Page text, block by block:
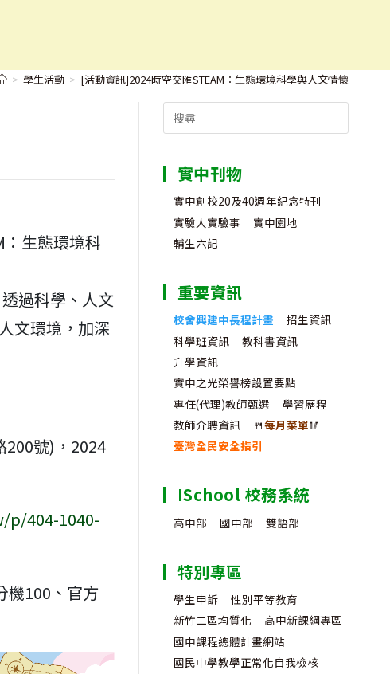
> 學生活動 > [活動資訊]2024時空交匯STEAM：生態環境科學與人文情懷
生態環境科
過科學、人文
文環境，加深
200號)，2024
p/404-1040-
機100、官方
Search
for:
實中刊物
實中創校20及40週年紀念特刊
實驗人實驗事
實中園地
輔生六記
重要資訊
校舍興建中長程計畫
招生資訊
科學班資訊
教科書資訊
升學資訊
實中之光榮譽榜設置要點
專任(代理)教師甄選
學習歷程
教師介聘資訊
🍴每月菜單🥢
臺灣全民安全指引
ISchool 校務系統
高中部 國中部 雙語部
特別專區
學生申訴
性別平等教育
新竹二區均質化
高中新課綱專區
國中課程總體計畫網站
國民中學教學正常化自我檢核